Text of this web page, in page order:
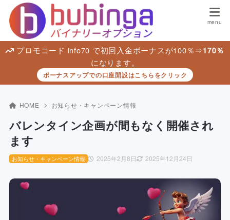
プロモコード info70 で初回入金ボーナスが100％⇒170％
になります。
ボーナスアップでの口座開設はこちらをクリック
HOME お知らせ・キャンペーン情報
バレンタイン企画が間もなく開催され
ます
2025年2月8日 2025年12月24日
お知らせ・キャンペーン情報